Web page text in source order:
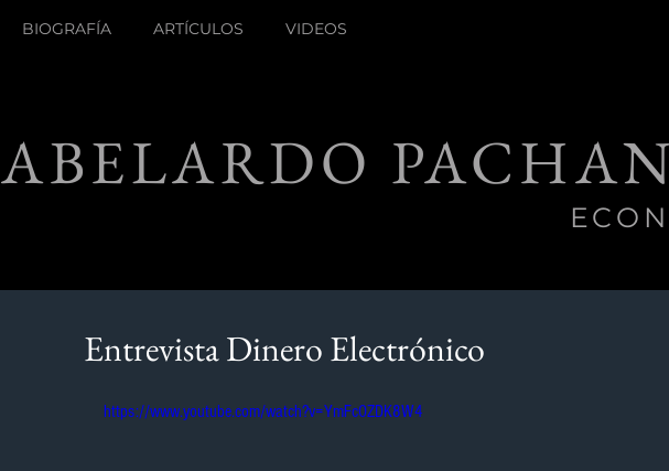
BIOGRAFÍA ARTÍCULOS VIDEOS
ABELARDO
Entrevista Dinero Electrónico
https://www.youtube.com/watch?v=YmFcOZDK8W4